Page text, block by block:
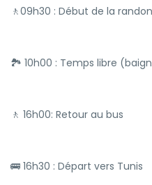
🚶09h30 : Début de la
🏞 10h00 : Temps libre
🚶 16h00: Retour au bus
🚌 16h30 : Départ vers Tunis